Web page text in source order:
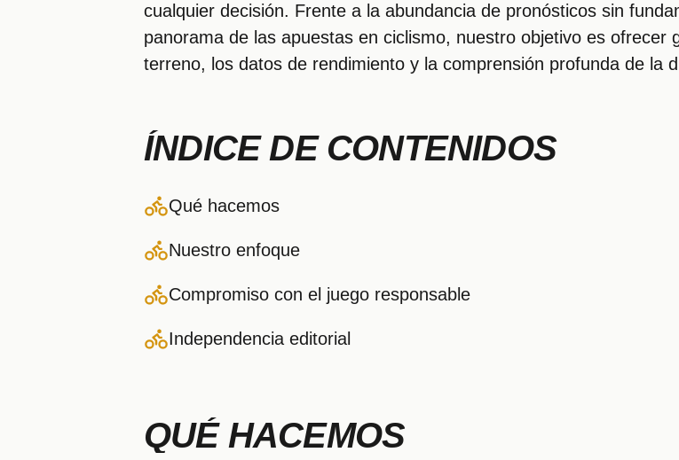
cualquier decisión. Frente a la abundancia de pronósticos sin
panorama de las apuestas en ciclismo, nuestro objetivo es ofrecer
terreno, los datos de rendimiento y la comprensión profunda de la
ÍNDICE DE CONTENIDOS
Qué hacemos
Nuestro enfoque
Compromiso con el juego responsable
Independencia editorial
QUÉ HACEMOS